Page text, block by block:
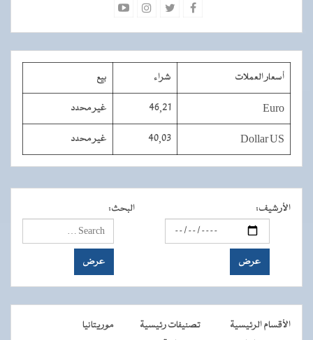
أسعار العملات شراء بيع
Euro
46,21 غير محدد
Dollar US
40,03 غير محدد
الأرشيف: البحث:
الأقسام الرئيسية تصنيفات رئيسية
موريتانيا